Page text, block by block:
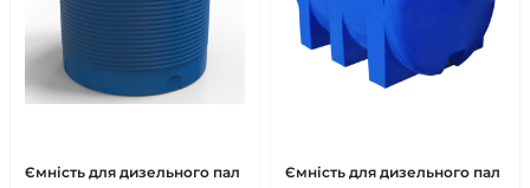
Ємність для дизельного пал
Ємність для дизельного пал